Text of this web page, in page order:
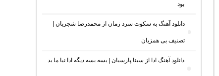
بود
دانلود آهنگ به سکوت سرد زمان از محمدرضا شجریان |
تصنیف بی همزبان
دانلود آهنگ ادا از سینا پارسیان | بسه بسه دیگه ادا نیا ما بد